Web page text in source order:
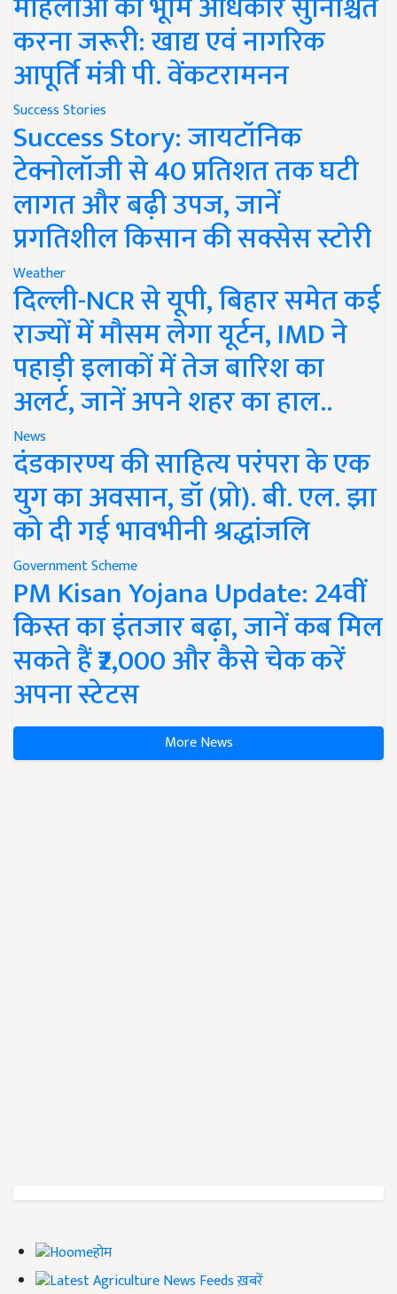
करना जरूरी: खाद्य एवं नागरिक
आपूर्ति मंत्री पी. वेंकटरामनन
Success Stories
Success Story: जायटॉनिक
टेक्नोलॉजी से 40 प्रतिशत तक घटी
लागत और बढ़ी उपज, जानें
प्रगतिशील किसान की सक्सेस स्टोरी
Weather
दिल्ली-NCR से यूपी, बिहार समेत कई
राज्यों में मौसम लेगा यूर्टन, IMD ने
पहाड़ी इलाकों में तेज बारिश का
अलर्ट, जानें अपने शहर का हाल..
News
दंडकारण्य की साहित्य परंपरा के एक
युग का अवसान, डॉ (प्रो). बी. एल. झा
को दी गई भावभीनी श्रद्धांजलि
Government Scheme
PM Kisan Yojana Update: 24वीं
किस्त का इंतजार बढ़ा, जानें कब मिल
सकते हैं ₹2,000 और कैसे चेक करें
अपना स्टेटस
More News
होम
ख़बरें